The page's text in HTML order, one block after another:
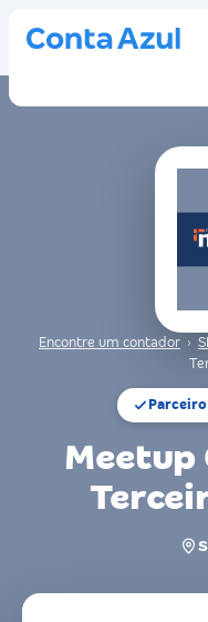
Encontre um contador ›
Meetup